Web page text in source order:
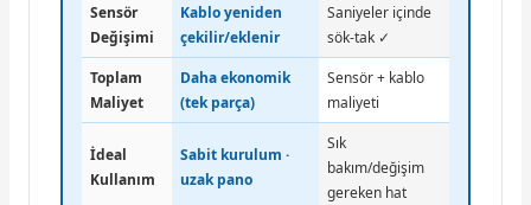
Sensör
Değişimi
Kablo yeniden
çekilir/eklenir
Saniyeler içinde
sök-tak ✓
Toplam
Maliyet
Daha ekonomik
(tek parça)
Sensör + kablo
maliyeti
İdeal
Kullanım
Sabit kurulum ·
uzak pano
Sık
bakım/değişim
gereken hat